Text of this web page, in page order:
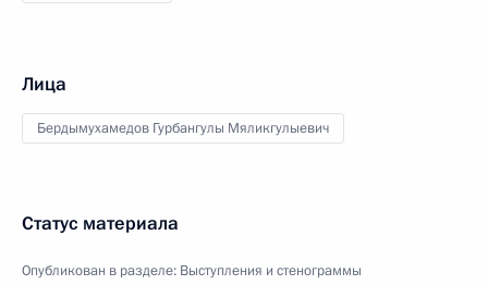
Лица
Бердымухамедов Гурбангулы Мяликгулыевич
Статус материала
Опубликован в разделе: Выступления и стенограммы